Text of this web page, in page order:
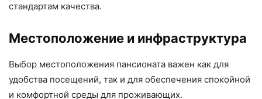
стандартам качества.
Местоположение и инфраструктура
Выбор местоположения пансионата важен как для
удобства посещений, так и для обеспечения спокойной
и комфортной среды для проживающих.